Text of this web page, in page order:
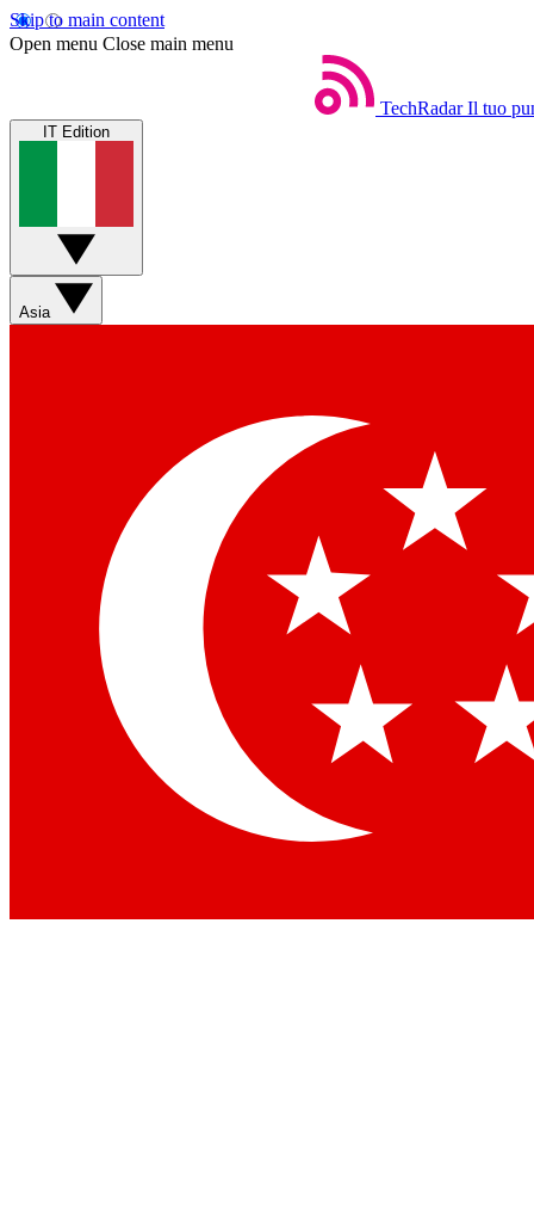
Skip to main content
Open menu Close main menu
TechRadar Il tuo
IT Edition
Asia